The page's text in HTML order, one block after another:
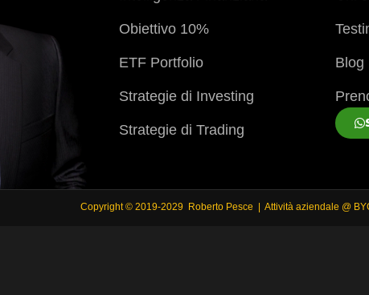
Obiettivo 10%
ETF Portfolio
Strategie di Investing
Strategie di Trading
Blog
Copyright © 2019-2029 Roberto Pesce | Attività aziendale @